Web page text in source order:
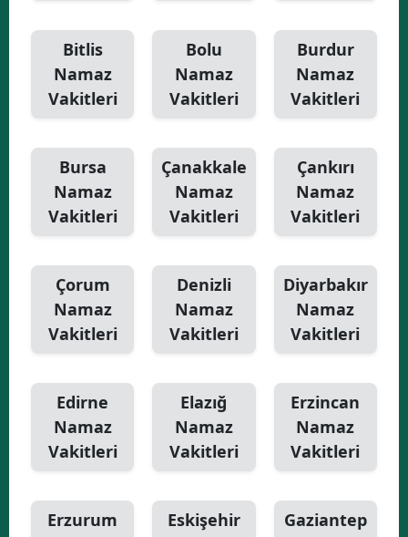
Bitlis
Namaz
Vakitleri
Bolu
Namaz
Vakitleri
Burdur
Namaz
Vakitleri
Bursa
Namaz
Vakitleri
Çanakkale
Namaz
Vakitleri
Çankırı
Namaz
Vakitleri
Çorum
Namaz
Vakitleri
Denizli
Namaz
Vakitleri
Diyarbakır
Namaz
Vakitleri
Edirne
Namaz
Vakitleri
Elazığ
Namaz
Vakitleri
Erzincan
Namaz
Vakitleri
Erzurum
Eskişehir
Gaziantep